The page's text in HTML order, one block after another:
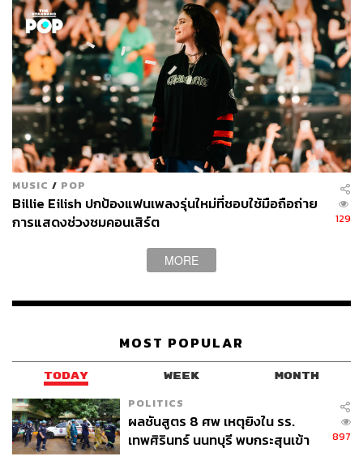
https://open.spotify.com/album/6tmSIFaEjxAtuYwPq9FaF
P?si=zX_FtM4cRzyLrQzmgjTWxA
ภาพ: LANY
พิสูจน์อักษร: ลักษณ์นารา พักตร์เพียงจันทร์
TAGS: LANY เพลง
ธนากร สุนทร
จบจากคณะนิเทศศาสตร์ มหาวิทยาลัยรังสิต
เป็นพลังขับเคลื่อนชีวิต และอยากเป็นนักเขียน
ที่มีคนอยากอ่าน
MUSIC / POP
Billie Eilish ปกป้องแฟนเพลงรุ่นใหม่ที่ชอบใช้มือถือถ่าย
การแสดงช่วงชมคอนเสิร์ต
129
MORE
MOST POPULAR
TODAY WEEK MONTH
POLITICS
ผลชันสูตร 8 ศพ เหตุยิงใน รร.
เทพศิรินทร์ นนทบุรี พบกระสุนเข้า
897